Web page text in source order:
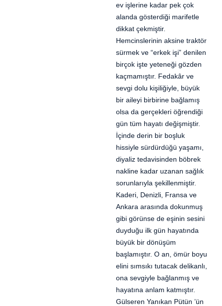
ev işlerine kadar pek çok
alanda gösterdiği marifetle
dikkat çekmiştir.
Hemcinslerinin aksine traktör
sürmek ve “erkek işi” denilen
birçok işte yeteneği gözden
kaçmamıştır. Fedakâr ve
sevgi dolu kişiliğiyle, büyük
bir aileyi birbirine bağlamış
olsa da gerçekleri öğrendiği
gün tüm hayatı değişmiştir.
İçinde derin bir boşluk
hissiyle sürdürdüğü yaşamı,
diyaliz tedavisinden böbrek
nakline kadar uzanan sağlık
sorunlarıyla şekillenmiştir.
Kaderi, Denizli, Fransa ve
Ankara arasında dokunmuş
gibi görünse de eşinin sesini
duyduğu ilk gün hayatında
büyük bir dönüşüm
başlamıştır. O an, ömür boyu
elini sımsıkı tutacak delikanlı,
ona sevgiyle bağlanmış ve
hayatına anlam katmıştır.
Gülseren Yanıkan Pütün ’ün